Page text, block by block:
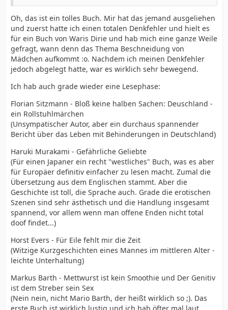
Oh, das ist ein tolles Buch. Mir hat das jemand ausgeliehen
und zuerst hatte ich einen totalen Denkfehler und hielt es
für ein Buch von Waris Dirie und hab mich eine ganze Weile
gefragt, wann denn das Thema Beschneidung von
Mädchen aufkommt :o. Nachdem ich meinen Denkfehler
jedoch abgelegt hatte, war es wirklich sehr bewegend.
Ich hab auch grade wieder eine Lesephase:
Florian Sitzmann - Bloß keine halben Sachen: Deuschland -
ein Rollstuhlmärchen
(Unsympatischer Autor, aber ein durchaus spannender
Bericht über das Leben mit Behinderungen in Deutschland)
Haruki Murakami - Gefährliche Geliebte
(Für einen Japaner ein recht "westliches" Buch, was es aber
für Europäer definitiv einfacher zu lesen macht. Zumal die
Übersetzung aus dem Englischen stammt. Aber die
Geschichte ist toll, die Sprache auch. Grade die erotischen
Szenen sind sehr ästhetisch und die Handlung insgesamt
spannend, vor allem wenn man offene Enden nicht total
doof findet...)
Horst Evers - Für Eile fehlt mir die Zeit
(Witzige Kurzgeschichten eines Mannes im mittleren Alter -
leichte Unterhaltung)
Markus Barth - Mettwurst ist kein Smoothie und Der Genitiv
ist dem Streber sein Sex
(Nein nein, nicht Mario Barth, der heißt wirklich so ;). Das
erste Buch ist wirklich lustig und ich hab öfter mal laut